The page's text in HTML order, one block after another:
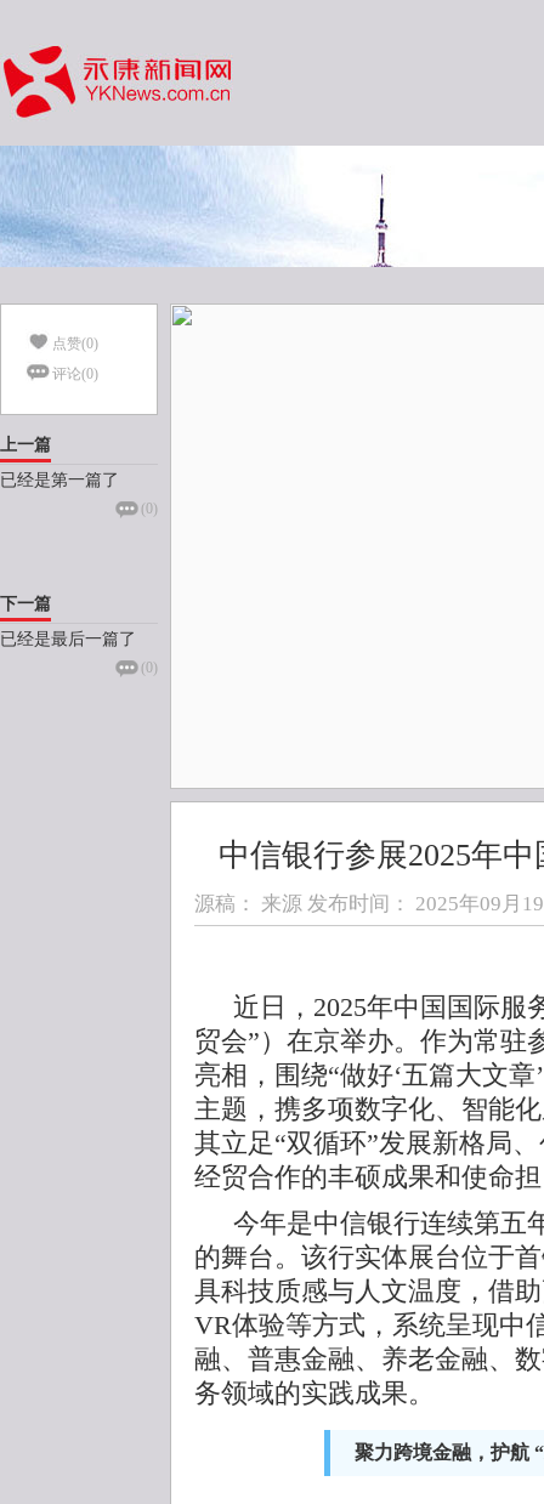
点赞(0)
评论(0)
上一篇
已经是第一篇了
(0)
下一篇
已经是最后一篇了
(0)
中信银行参展2025年
源稿： 来源 发布时间： 2025年09月
近日，2025年中国国际服
贸会”）在京举办。作为常驻
亮相，围绕“做好‘五篇大文
主题，携多项数字化、智能
其立足“双循环”发展新格局
经贸合作的丰硕成果和使命
今年是中信银行连续第五
的舞台。该行实体展台位于
具科技质感与人文温度，借
VR体验等方式，系统呈现中
融、普惠金融、养老金融、
务领域的实践成果。
聚力跨境金融，护航